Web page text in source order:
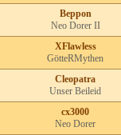
Beppon
Neo Dorer II
XFlawless
GötteRMythen
Cleopatra
Unser Beileid
cx3000
Neo Dorer